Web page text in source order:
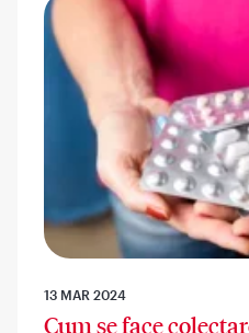
13 MAR 2024
Cum se face